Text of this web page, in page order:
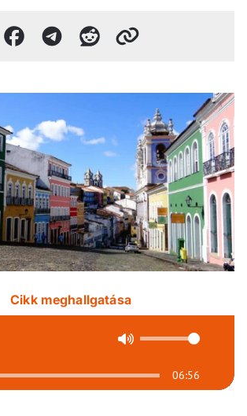
Cikk meghallgatása
06:56